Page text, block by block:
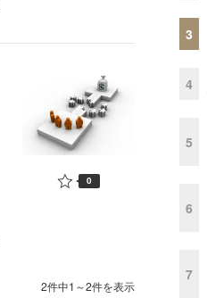
0
2件中1～2件を表示
3
4
5
6
7